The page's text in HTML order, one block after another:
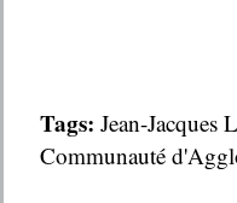
Tags: Jean-Jacques
Communauté